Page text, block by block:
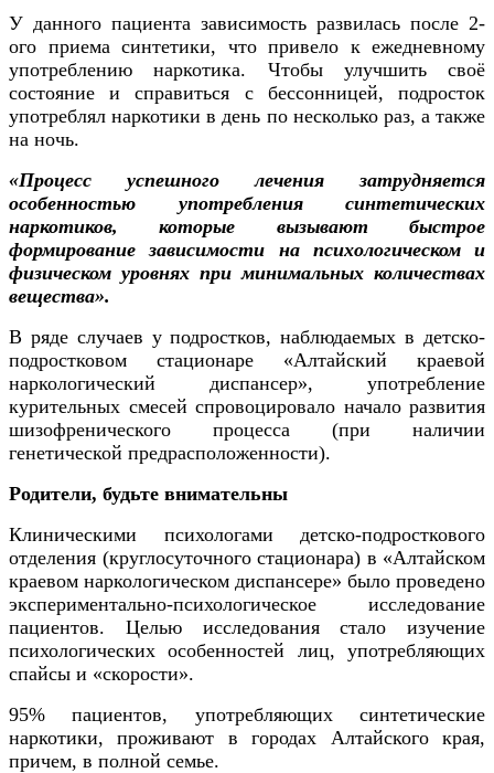
У данного пациента зависимость развилась после 2-
ого приема синтетики, что привело к ежедневному
употреблению наркотика. Чтобы улучшить своё
состояние и справиться с бессонницей, подросток
употреблял наркотики в день по несколько раз, а также
на ночь.
«Процесс успешного лечения затрудняется
особенностью употребления синтетических
наркотиков, которые вызывают быстрое
формирование зависимости на психологическом и
физическом уровнях при минимальных количествах
вещества».
В ряде случаев у подростков, наблюдаемых в детско-
подростковом стационаре «Алтайский краевой
наркологический диспансер», употребление
курительных смесей спровоцировало начало развития
шизофренического процесса (при наличии
генетической предрасположенности).
Родители, будьте внимательны
Клиническими психологами детско-подросткового
отделения (круглосуточного стационара) в «Алтайском
краевом наркологическом диспансере» было проведено
экспериментально-психологическое исследование
пациентов. Целью исследования стало изучение
психологических особенностей лиц, употребляющих
спайсы и «скорости».
95% пациентов, употребляющих синтетические
наркотики, проживают в городах Алтайского края,
причем, в полной семье.